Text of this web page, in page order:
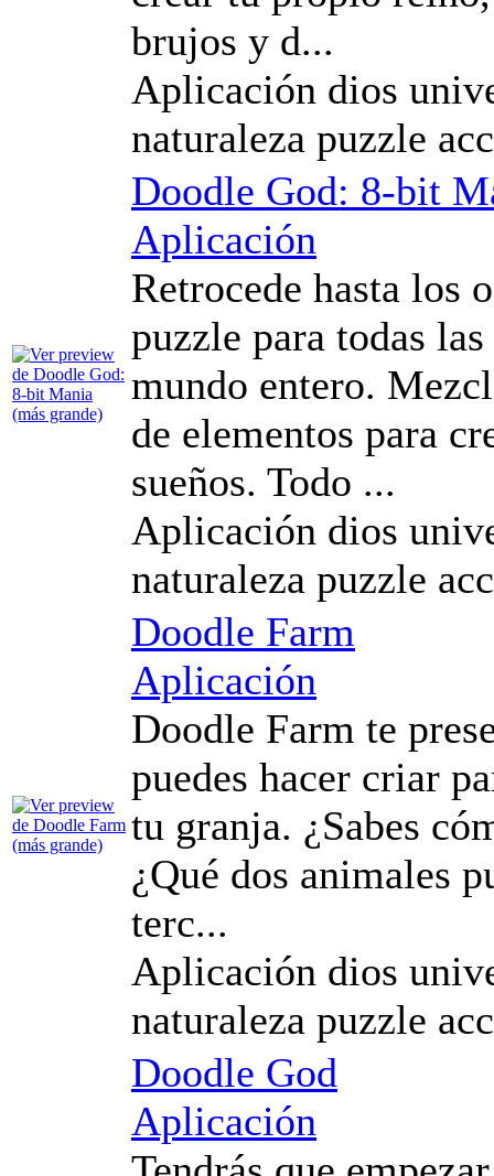
brujos y d...
Aplicación dios
naturaleza puzzle
Doodle God: 8-bit
Aplicación
Retrocede hasta los
puzzle para todas
mundo entero.
de elementos para
sueños. Todo ...
Aplicación dios
naturaleza puzzle
Doodle Farm
Aplicación
Doodle Farm te
puedes hacer criar
tu granja. ¿Sabes
¿Qué dos animales
terc...
Aplicación dios
naturaleza puzzle
Doodle God
Aplicación